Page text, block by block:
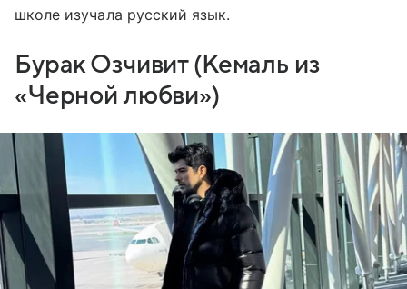
школе изучала русский язык.
Бурак Озчивит (Кемаль из
«Черной любви»)